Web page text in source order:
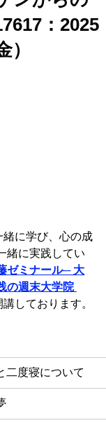
：2025
に学び、心の成
緒に実践してい
ゼミナール─ 大
の週末大学院
しております。
二度寝について